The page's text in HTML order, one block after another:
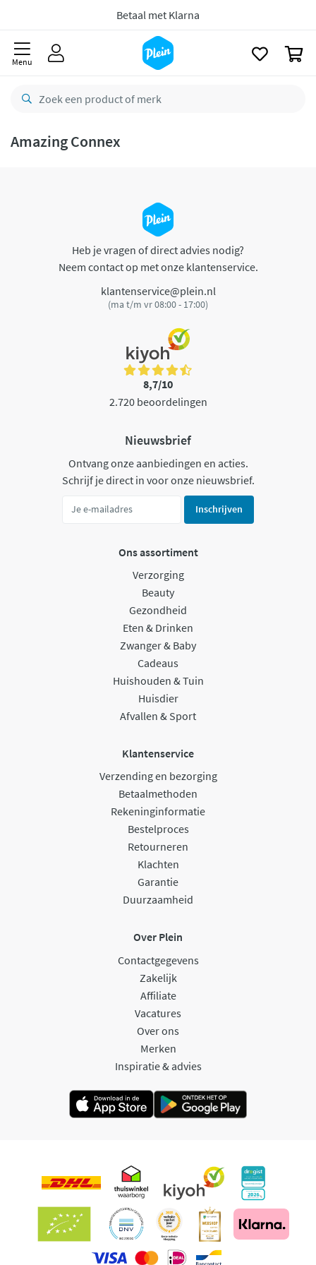
Betaal met Klarna
Menu
Amazing Connex
Heb je vragen of direct advies nodig?
Neem contact op met onze klantenservice.
klantenservice@plein.nl
(ma t/m vr 08:00 - 17:00)
8,7/10
2.720 beoordelingen
Nieuwsbrief
Ontvang onze aanbiedingen en acties.
Schrijf je direct in voor onze nieuwsbrief.
Inschrijven
Ons assortiment
Verzorging
Beauty
Gezondheid
Eten & Drinken
Zwanger & Baby
Cadeaus
Huishouden & Tuin
Huisdier
Afvallen & Sport
Klantenservice
Verzending en bezorging
Betaalmethoden
Rekeninginformatie
Bestelproces
Retourneren
Klachten
Garantie
Duurzaamheid
Over Plein
Contactgegevens
Zakelijk
Affiliate
Vacatures
Over ons
Merken
Inspiratie & advies